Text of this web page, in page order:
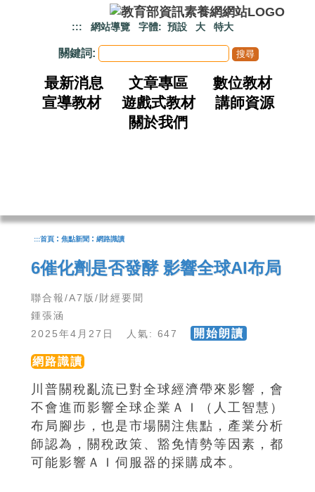
::: 網站導覽 字體: 預設 大 特大
關鍵詞:
最新消息 文章專區
數位教材
宣導教材
遊戲式教材
講師資源
關於我們
:::首頁 : 焦點新聞 : 網路識讀
6催化劑是否發酵 影響全球AI布局
聯合報/A7版/財經要聞
鍾張涵
2025年4月27日 人氣: 647
開始朗讀
網路識讀
川普關稅亂流已對全球經濟帶來影響，會
不會進而影響全球企業ＡＩ（人工智慧）
布局腳步，也是市場關注焦點，產業分析
師認為，關稅政策、豁免情勢等因素，都
可能影響ＡＩ伺服器的採購成本。